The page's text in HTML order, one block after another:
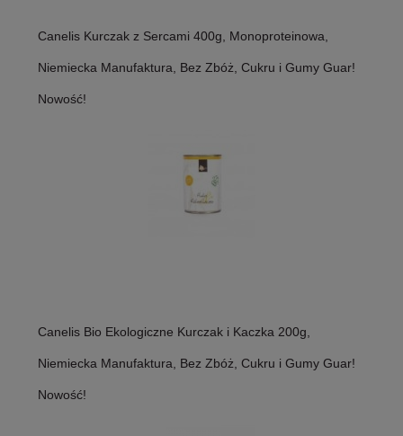
Canelis Kurczak z Sercami 400g, Monoproteinowa,
Niemiecka Manufaktura, Bez Zbóż, Cukru i Gumy Guar!
Nowość!
Canelis Bio Ekologiczne Kurczak i Kaczka 200g,
Niemiecka Manufaktura, Bez Zbóż, Cukru i Gumy Guar!
Nowość!